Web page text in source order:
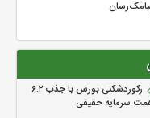
رکوردشکنی بورس با جذب ۶.۲
سرمایه حقیقی